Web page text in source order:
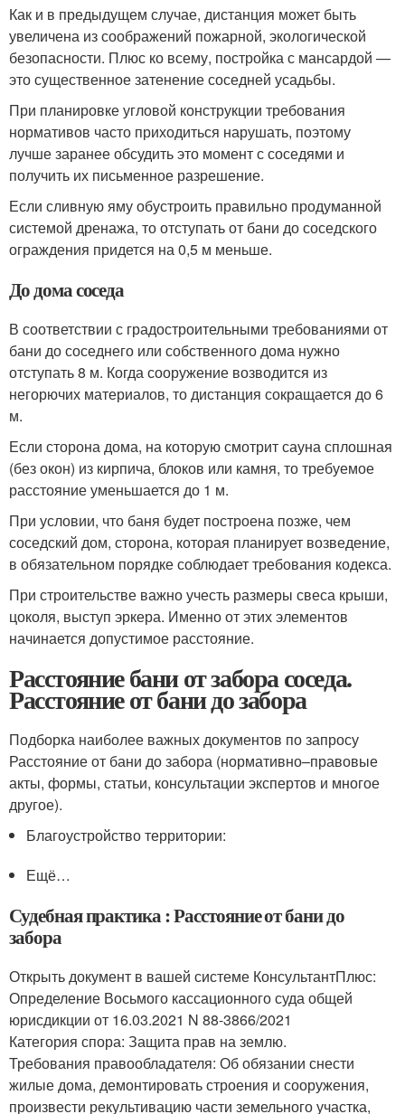
Как и в предыдущем случае, дистанция может быть
увеличена из соображений пожарной, экологической
безопасности. Плюс ко всему, постройка с мансардой —
это существенное затенение соседней усадьбы.
При планировке угловой конструкции требования
нормативов часто приходиться нарушать, поэтому
лучше заранее обсудить это момент с соседями и
получить их письменное разрешение.
Если сливную яму обустроить правильно продуманной
системой дренажа, то отступать от бани до соседского
ограждения придется на 0,5 м меньше.
До дома соседа
В соответствии с градостроительными требованиями от
бани до соседнего или собственного дома нужно
отступать 8 м. Когда сооружение возводится из
негорючих материалов, то дистанция сокращается до 6
м.
Если сторона дома, на которую смотрит сауна сплошная
(без окон) из кирпича, блоков или камня, то требуемое
расстояние уменьшается до 1 м.
При условии, что баня будет построена позже, чем
соседский дом, сторона, которая планирует возведение,
в обязательном порядке соблюдает требования кодекса.
При строительстве важно учесть размеры свеса крыши,
цоколя, выступ эркера. Именно от этих элементов
начинается допустимое расстояние.
Расстояние бани от забора соседа.
Расстояние от бани до забора
Подборка наиболее важных документов по запросу
Расстояние от бани до забора (нормативно–правовые
акты, формы, статьи, консультации экспертов и многое
другое).
Благоустройство территории:
Ещё…
Судебная практика : Расстояние от бани до
забора
Открыть документ в вашей системе КонсультантПлюс:
Определение Восьмого кассационного суда общей
юрисдикции от 16.03.2021 N 88-3866/2021
Категория спора: Защита прав на землю.
Требования правообладателя: Об обязании снести
жилые дома, демонтировать строения и сооружения,
произвести рекультивацию части земельного участка,